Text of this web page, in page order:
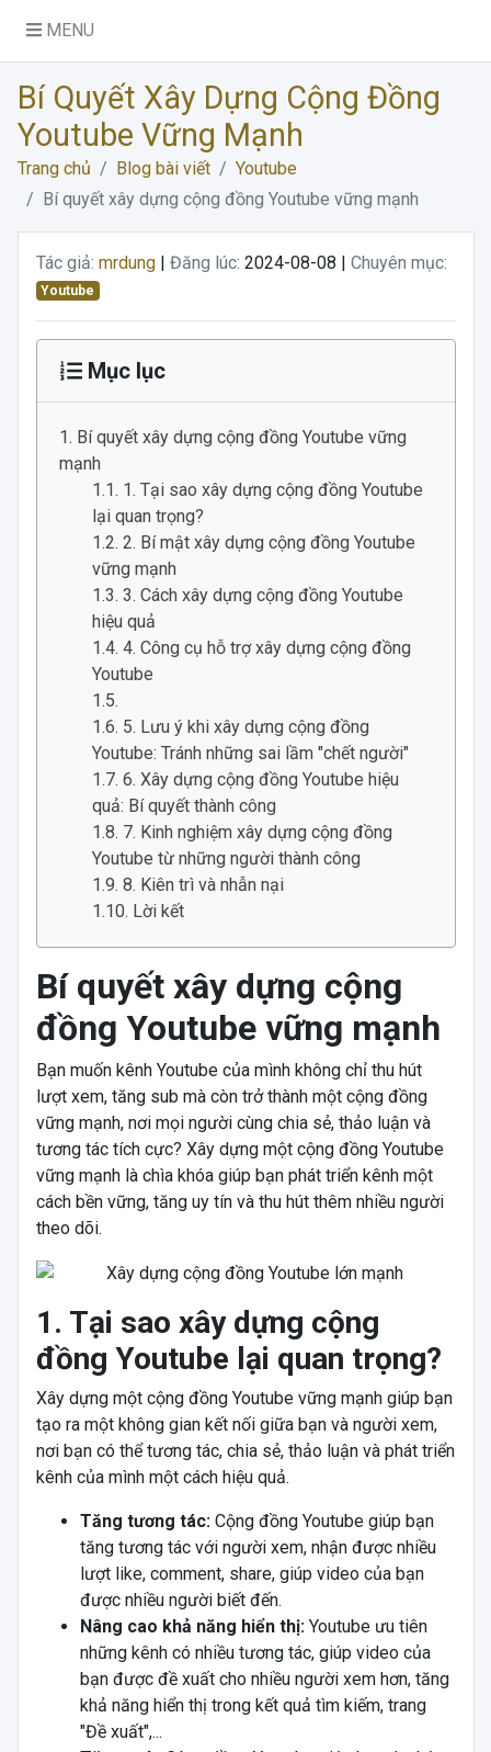
MENU
Bí Quyết Xây Dựng Cộng Đồng
Youtube Vững Mạnh
Trang chủ Blog bài viết
Youtube
Bí quyết xây dựng cộng đồng Youtube vững mạnh
Tác giả: mrdung| Đăng lúc: 2024-08-08 | Chuyên mục:
Youtube
Mục lục
Bí quyết xây dựng cộng đồng Youtube vững
mạnh
1. Tại sao xây dựng cộng đồng Youtube
lại quan trọng?
2. Bí mật xây dựng cộng đồng Youtube
vững mạnh
3. Cách xây dựng cộng đồng Youtube
hiệu quả
4. Công cụ hỗ trợ xây dựng cộng đồng
Youtube
5. Lưu ý khi xây dựng cộng đồng
Youtube: Tránh những sai lầm "chết người"
6. Xây dựng cộng đồng Youtube hiệu
quả: Bí quyết thành công
7. Kinh nghiệm xây dựng cộng đồng
Youtube từ những người thành công
8. Kiên trì và nhẫn nại
Lời kết
Bí quyết xây dựng cộng
đồng Youtube vững mạnh
Bạn muốn kênh Youtube của mình không chỉ thu hút
lượt xem, tăng sub mà còn trở thành một cộng đồng
vững mạnh, nơi mọi người cùng chia sẻ, thảo luận và
tương tác tích cực? Xây dựng một cộng đồng Youtube
vững mạnh là chìa khóa giúp bạn phát triển kênh một
cách bền vững, tăng uy tín và thu hút thêm nhiều người
theo dõi.
1. Tại sao xây dựng cộng
đồng Youtube lại quan trọng?
Xây dựng một cộng đồng Youtube vững mạnh giúp bạn
tạo ra một không gian kết nối giữa bạn và người xem,
nơi bạn có thể tương tác, chia sẻ, thảo luận và phát triển
kênh của mình một cách hiệu quả.
Tăng tương tác:Cộng đồng Youtube giúp bạn
tăng tương tác với người xem, nhận được nhiều
lượt like, comment, share, giúp video của bạn
được nhiều người biết đến.
Nâng cao khả năng hiển thị:Youtube ưu tiên
những kênh có nhiều tương tác, giúp video của
bạn được đề xuất cho nhiều người xem hơn, tăng
khả năng hiển thị trong kết quả tìm kiếm, trang
"Đề xuất",...